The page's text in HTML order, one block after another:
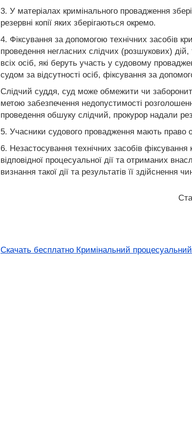
3. У матеріалах кримінального провадження
резервні копії яких зберігаються окремо.
4. Фіксування за допомогою технічних засобів
проведення негласних слідчих (розшукових)
всіх осіб, які беруть участь у судовому
судом за відсутності осіб, фіксування за
Слідчий суддя, суд може обмежити чи
метою забезпечення недопустимості
проведення обшуку слідчий, прокурор надали
5. Учасники судового провадження мають право
6. Незастосування технічних засобів
відповідної процесуальної дії та отриманих
визнання такої дії та результатів її здійснення
Скачать бесплатно Кримінальний